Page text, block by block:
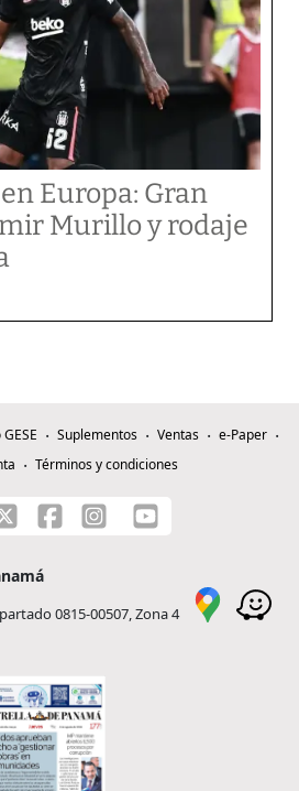
Europa: Gran
Murillo y rodaje
Suplementos Ventas
e-Paper
Términos y condiciones
0815-00507, Zona 4